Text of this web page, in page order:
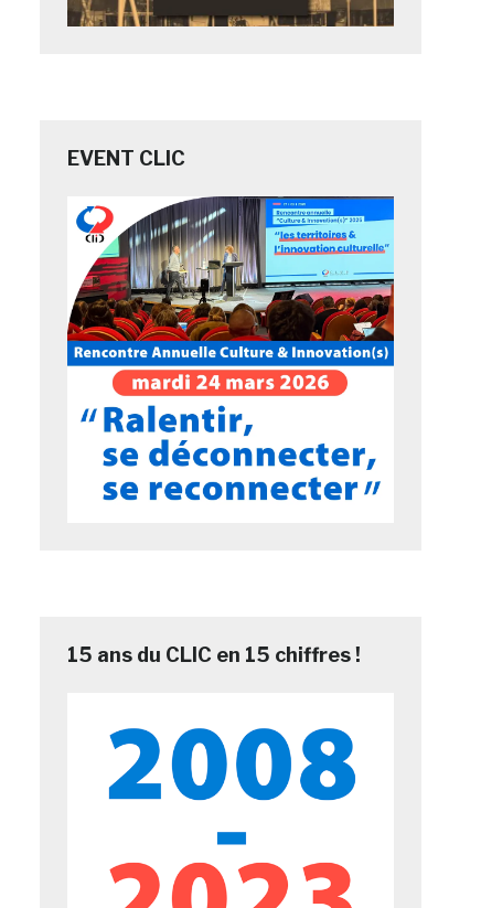
EVENT CLIC
15 ans du CLIC en 15 chiffres !